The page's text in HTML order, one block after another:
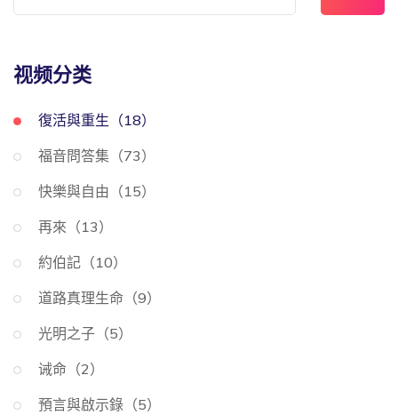
视频分类
復活與重生（18）
福音問答集（73）
快樂與自由（15）
再來（13）
約伯記（10）
道路真理生命（9）
光明之子（5）
诫命（2）
預言與啟示錄（5）